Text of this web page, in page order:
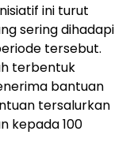
ini turut
sering dihadapi
tersebut.
terbentuk
bantuan
tersalurkan
kepada 100